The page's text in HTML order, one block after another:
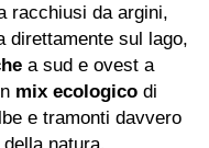
racchiusi da argini,
direttamente sul lago,
a sud e ovest a
mix ecologico di
e tramonti davvero